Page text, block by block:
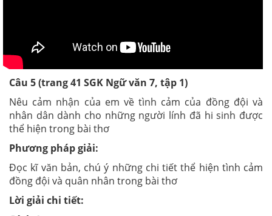
Câu 5 (trang 41 SGK Ngữ văn 7, tập 1)
Nêu cảm nhận của em về tình cảm của đồng đội và
nhân dân dành cho những người lính đã hi sinh được
thể hiện trong bài thơ
Phương pháp giải:
Đọc kĩ văn bản, chú ý những chi tiết thể hiện tình cảm
đồng đội và quân nhân trong bài thơ
Lời giải chi tiết: